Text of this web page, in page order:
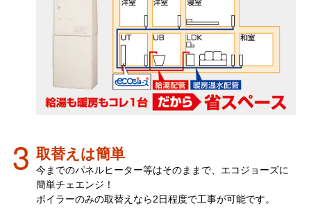
取替えは簡単
今までのパネルヒーター等はそのままで、エコジョーズに
簡単チェエンジ！
ボイラーのみの取替えなら2日程度で工事が可能です。